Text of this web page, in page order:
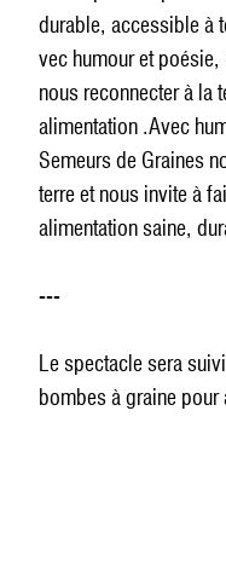
durable, accessible à
vec humour et
nous reconnecter à la
alimentation .Avec
Semeurs de Graines
terre et nous invite à
alimentation saine,
---
Le spectacle sera
bombes à graine